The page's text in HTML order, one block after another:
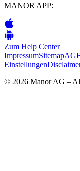
MANOR APP:
Zum Help Center
ImpressumSitemap
Einstellungen
© 2026 Manor AG –